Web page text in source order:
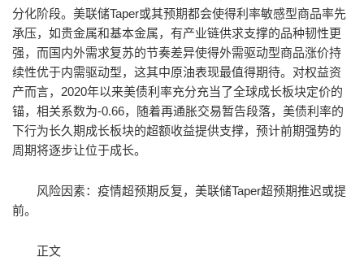
分化阶段。美联储Taper或其预期都会使得利率敏感型商品率先
承压，如贵金属和基本金属，有产业链供求支撑的品种韧性更
强，而国内外需求复苏的节奏差异使得外需驱动型商品涨价持
续性优于内需驱动型，这其中原油表现最值得期待。对权益资
产而言，2020年以来美债利率充分充当了全球成长板块定价的
锚，相关系数为-0.66，随着再通胀交易暂告段落，美债利率的
下行为长久期成长板块的超额收益提供支撑，预计前期强势的
周期将逐步让位于成长。
风险因素：疫情超预期反复，美联储Taper超预期推迟或提
前。
正文